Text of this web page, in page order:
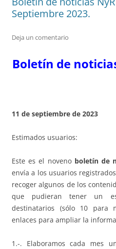
Septiembre 2023.
Deja un comentario
Boletín de
11 de septiembre de 2023
Estimados usuarios:
Este es el noveno boletín de
envía a los usuarios
recoger algunos de los
que pudieran tener un
destinatarios (sólo 10 para
enlaces para ampliar la
1.-. Elaboramos cada mes